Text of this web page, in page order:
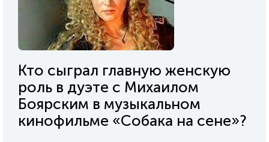
Кто сыграл главную женскую
роль в дуэте с Михаилом
Боярским в музыкальном
кинофильме «Собака на сене»?